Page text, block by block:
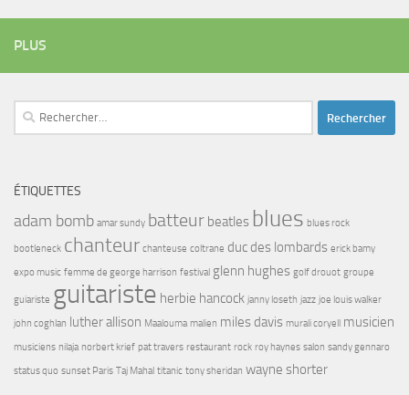
PLUS
Rechercher :
ÉTIQUETTES
adam bomb amar sundy batteur beatles blues blues rock
bootleneck chanteur chanteuse coltrane duc des lombards erick bamy
expo music femme de george harrison festival glenn hughes golf drouot groupe
guiariste guitariste herbie hancock janny loseth jazz joe louis walker
john coghlan luther allison Maalouma malien miles davis murali coryell musicien
musiciens nilaja norbert krief pat travers restaurant rock roy haynes salon sandy gennaro
status quo sunset Paris Taj Mahal titanic tony sheridan wayne shorter